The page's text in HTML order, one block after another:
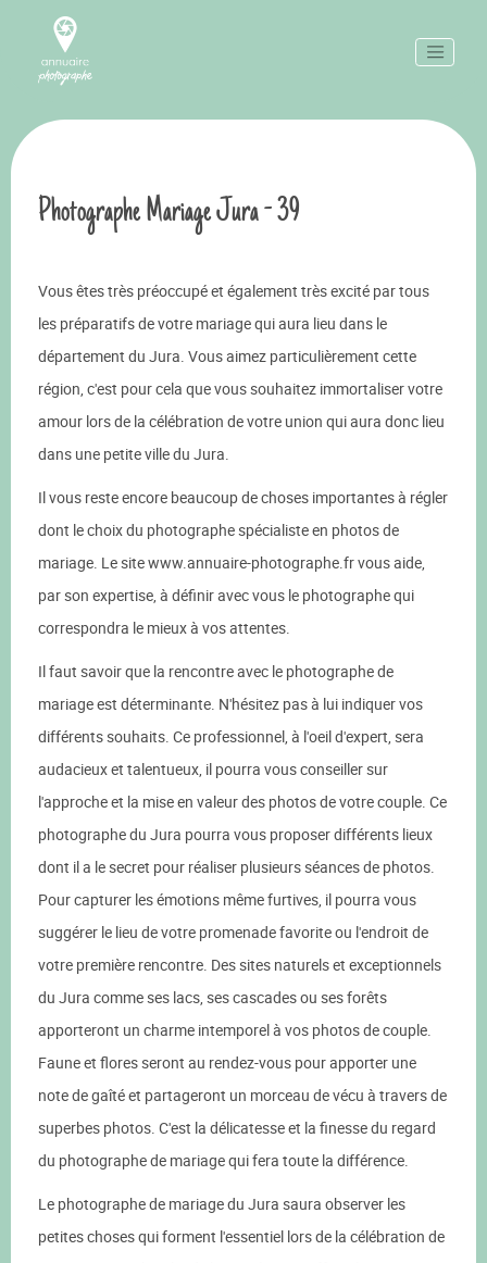
Photographe Mariage Jura - 39
Vous êtes très préoccupé et également très excité par tous
les préparatifs de votre mariage qui aura lieu dans le
département du Jura. Vous aimez particulièrement cette
région, c'est pour cela que vous souhaitez immortaliser votre
amour lors de la célébration de votre union qui aura donc lieu
dans une petite ville du Jura.
Il vous reste encore beaucoup de choses importantes à régler
dont le choix du photographe spécialiste en photos de
mariage. Le site www.annuaire-photographe.fr vous aide,
par son expertise, à définir avec vous le photographe qui
correspondra le mieux à vos attentes.
Il faut savoir que la rencontre avec le photographe de
mariage est déterminante. N'hésitez pas à lui indiquer vos
différents souhaits. Ce professionnel, à l'oeil d'expert, sera
audacieux et talentueux, il pourra vous conseiller sur
l'approche et la mise en valeur des photos de votre couple. Ce
photographe du Jura pourra vous proposer différents lieux
dont il a le secret pour réaliser plusieurs séances de photos.
Pour capturer les émotions même furtives, il pourra vous
suggérer le lieu de votre promenade favorite ou l'endroit de
votre première rencontre. Des sites naturels et exceptionnels
du Jura comme ses lacs, ses cascades ou ses forêts
apporteront un charme intemporel à vos photos de couple.
Faune et flores seront au rendez-vous pour apporter une
note de gaîté et partageront un morceau de vécu à travers de
superbes photos. C'est la délicatesse et la finesse du regard
du photographe de mariage qui fera toute la différence.
Le photographe de mariage du Jura saura observer les
petites choses qui forment l'essentiel lors de la célébration de